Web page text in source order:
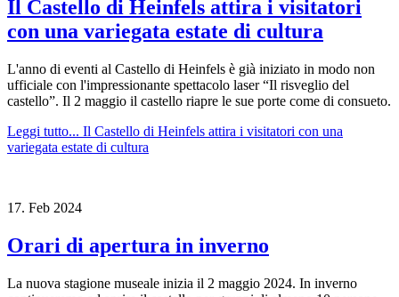
Il Castello di Heinfels attira i visitatori
con una variegata estate di cultura
L'anno di eventi al Castello di Heinfels è già iniziato in modo non
ufficiale con l'impressionante spettacolo laser “Il risveglio del
castello”. Il 2 maggio il castello riapre le sue porte come di consueto.
Leggi tutto... Il Castello di Heinfels attira i visitatori con una
variegata estate di cultura
17. Feb 2024
Orari di apertura in inverno
La nuova stagione museale inizia il 2 maggio 2024. In inverno